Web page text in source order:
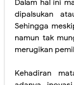
Dalam hal ini
dipalsukan
Sehingga
namun tak
merugikan
Kehadiran